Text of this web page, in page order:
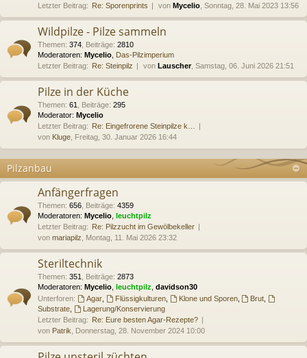
Letzter Beitrag: Re: Sporenprints von Mycelio , Sonntag, 28. Mai 2023 13:56
Wildpilze - Pilze sammeln
Themen: 374 Beiträge: 2810
Moderatoren: Mycelio Das-Pilzimperium
Letzter Beitrag: Re: Steinpilz von Lauscher, Samstag, 06. Juni 2026 21:51
Pilze in der Küche
Themen: 61 Beiträge: 295
Moderator: Mycelio
Letzter Beitrag: Re: Eingefrorene Steinpilze k…
von Kluge , Freitag, 30. Januar 2026 16:44
Pilzanbau
Anfängerfragen
Themen: 656 Beiträge: 4359
Moderatoren: Mycelio leuchtpilz
Letzter Beitrag: Re: Pilzzucht im Gewölbekeller
von mariapilz , Montag, 11. Mai 2026 23:32
Steriltechnik
Themen: 351 Beiträge: 2873
Moderatoren: Mycelio leuchtpilz davidson30
Unterforen:
Agar, Flüssigkulturen, Klone und Sporen, Brut
Substrate
Lagerung/Konservierung
Letzter Beitrag: Re: Eure besten Agar-Rezepte?
von Patrik , Donnerstag, 28. November 2024 10:00